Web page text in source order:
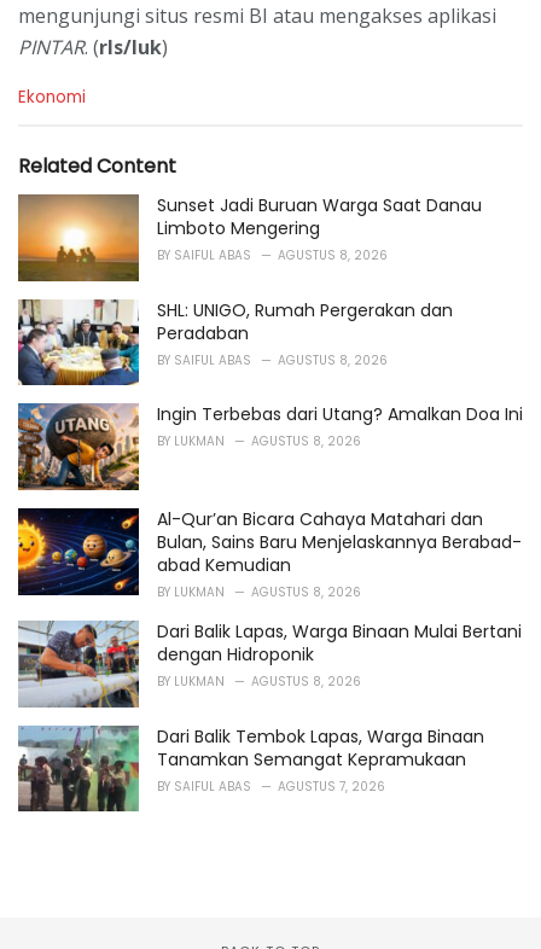
mengunjungi situs resmi BI atau mengakses aplikasi
PINTAR. (rls/luk)
C
e
o
e
:
Ekonomi
Related Content
Sunset Jadi Buruan Warga Saat Danau
Limboto Mengering
BY SAIFUL ABAS AGUSTUS 8, 2026
SHL: UNIGO, Rumah Pergerakan dan
Peradaban
BY SAIFUL ABAS AGUSTUS 8, 2026
Ingin Terbebas dari Utang? Amalkan Doa Ini
BY LUKMAN AGUSTUS 8, 2026
Al-Qur’an Bicara Cahaya Matahari dan
Bulan, Sains Baru Menjelaskannya Berabad-
abad Kemudian
BY LUKMAN AGUSTUS 8, 2026
Dari Balik Lapas, Warga Binaan Mulai Bertani
dengan Hidroponik
BY LUKMAN AGUSTUS 8, 2026
Dari Balik Tembok Lapas, Warga Binaan
Tanamkan Semangat Kepramukaan
BY SAIFUL ABAS AGUSTUS 7, 2026